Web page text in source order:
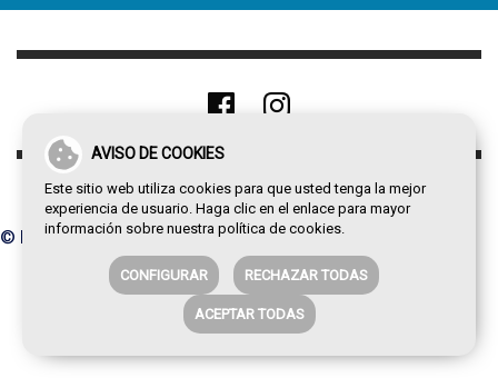
AVISO DE COOKIES
Este sitio web utiliza cookies para que usted tenga la mejor
experiencia de usuario. Haga clic en el enlace para mayor
información sobre nuestra política de cookies.
CONFIGURAR RECHAZAR TODAS
ACEPTAR TODAS
© Paco de la Torre 2026